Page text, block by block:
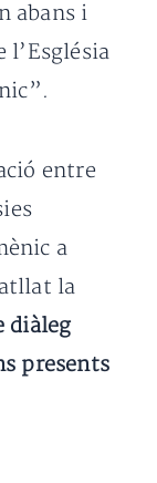
abans i
l’Església
entre
a
la
diàleg
presents